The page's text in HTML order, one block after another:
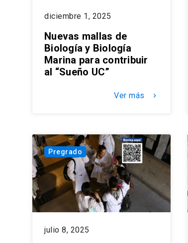
diciembre 1, 2025
Nuevas mallas de
Biología y Biología
Marina para contribuir
al “Sueño UC”
Ver más keyboard_arrow_right
Pregrado
julio 8, 2025